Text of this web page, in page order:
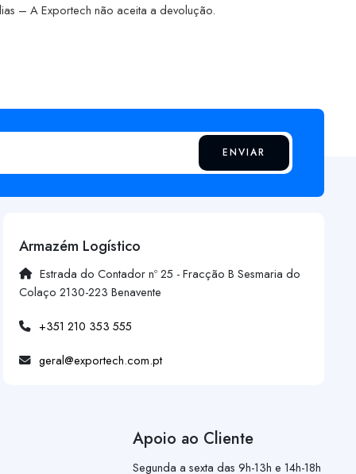
– A Exportech não aceita a devolução.
ENVIAR
Armazém Logístico
Estrada do Contador nº 25 - Fracção B Sesmaria do
Colaço 2130-223 Benavente
+351 210 353 555
geral@exportech.com.pt
Apoio ao Cliente
Segunda a sexta das 9h-13h e 14h-18h